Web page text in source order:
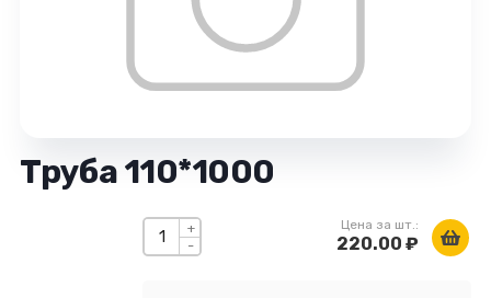
Труба 110*1000
-
+ Цена за шт.:
220.00 ₽